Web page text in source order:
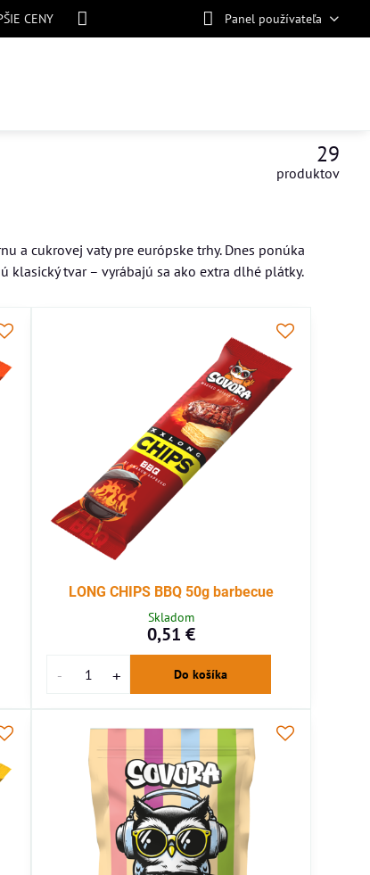
CENY Panel používateľa
29
produktov
a cukrovej vaty pre európske trhy. Dnes ponúka
klasický tvar – vyrábajú sa ako extra dlhé plátky.
LONG CHIPS BBQ 50g barbecue
Skladom
0,51 €
Do košíka